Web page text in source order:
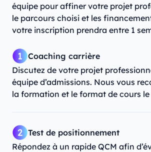
équipe pour affiner votre projet
le parcours choisi et les
votre inscription prendra entre 1
Coaching carrière
Discutez de votre projet
équipe d’admissions. Nous vous
la formation et le format de cours
Test de positionnement
Répondez à un rapide QCM afin